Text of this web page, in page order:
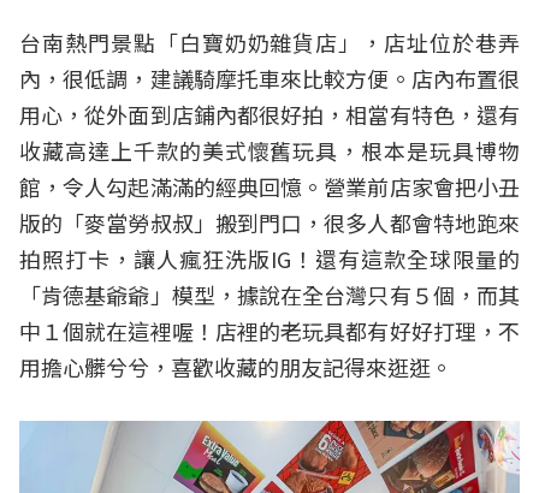
台南熱門景點「白寶奶奶雜貨店」，店址位於巷弄
內，很低調，建議騎摩托車來比較方便。店內布置很
用心，從外面到店鋪內都很好拍，相當有特色，還有
收藏高達上千款的美式懷舊玩具，根本是玩具博物
館，令人勾起滿滿的經典回憶。營業前店家會把小丑
版的「麥當勞叔叔」搬到門口，很多人都會特地跑來
拍照打卡，讓人瘋狂洗版IG！還有這款全球限量的
「肯德基爺爺」模型，據說在全台灣只有５個，而其
中１個就在這裡喔！店裡的老玩具都有好好打理，不
用擔心髒兮兮，喜歡收藏的朋友記得來逛逛。